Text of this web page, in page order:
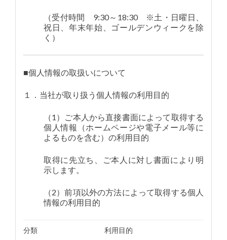
（受付時間 9:30～18:30 ※土・日曜日、
祝日、年末年始、ゴールデンウィークを除
く）
■個人情報の取扱いについて
１．当社が取り扱う個人情報の利用目的
（1）ご本人から直接書面によって取得する
個人情報（ホームページや電子メール等に
よるものを含む）の利用目的
取得に先立ち、ご本人に対し書面により明
示します。
（2）前項以外の方法によって取得する個人
情報の利用目的
分類 利用目的